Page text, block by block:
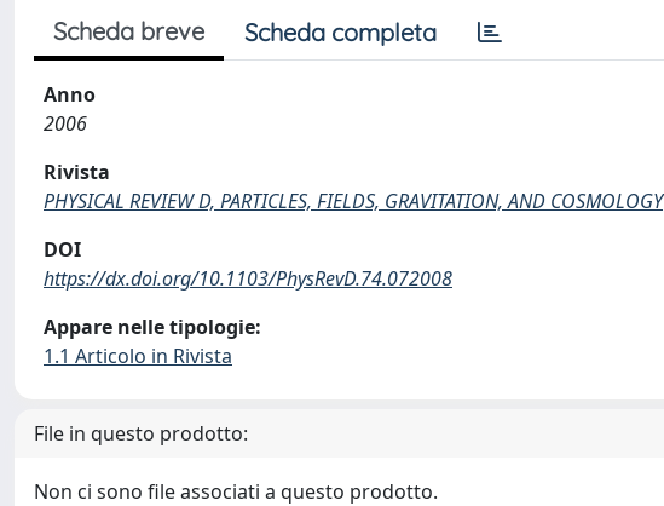
Scheda breve Scheda completa
Anno
2006
Rivista
PHYSICAL REVIEW D, PARTICLES, FIELDS, GRAVITATION, AND COSMOLOGY
DOI
https://dx.doi.org/10.1103/PhysRevD.74.072008
Appare nelle tipologie:
1.1 Articolo in Rivista
File in questo prodotto:
Non ci sono file associati a questo prodotto.